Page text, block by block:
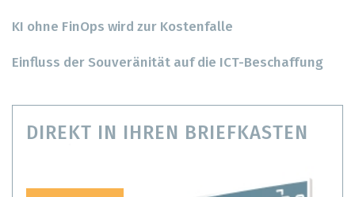
KI ohne FinOps wird zur Kostenfalle
Einfluss der Souveränität auf die ICT-Beschaffung
DIREKT IN IHREN BRIEFKASTEN